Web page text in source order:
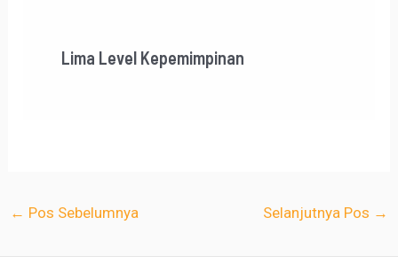
Lima Level Kepemimpinan
← Pos Sebelumnya Selanjutnya Pos →